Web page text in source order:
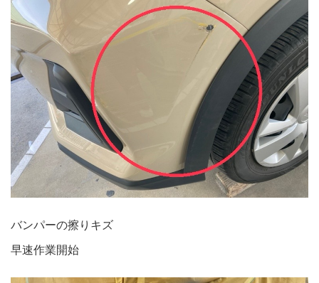
バンパーの擦りキズ
早速作業開始